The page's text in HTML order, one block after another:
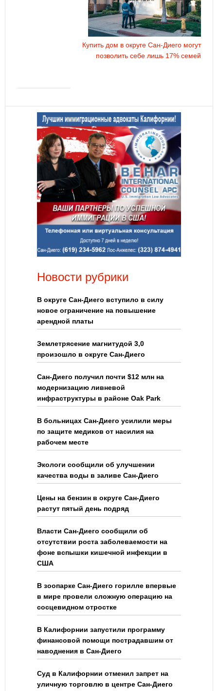
Купить дом в округе Сан-Диего могут
позволить себе лишь 17% семей
Новости рубрики
В округе Сан-Диего вступило в силу
новое ограничение на повышение
арендной платы
Землетрясение магнитудой 3,0
произошло в округе Сан-Диего
Сан-Диего получил почти $12 млн на
модернизацию ливневой
инфраструктуры в районе Oak Park
В больницах Сан-Диего усилили меры
по защите медиков от насилия на
рабочем месте
Экологи сообщили об улучшении
качества воды в заливе Сан-Диего
Цены на бензин в округе Сан-Диего
растут пятый день подряд
Власти Сан-Диего сообщили об
отсутствии роста заболеваемости на
фоне вспышки кишечной инфекции в
США
В зоопарке Сан-Диего горилле впервые
в мире провели сложную операцию на
сосцевидном отростке
В Калифорнии запустили программу
финансовой помощи пострадавшим от
наводнения в Сан-Диего
Суд в Калифорнии отменил запрет на
уличную торговлю в центре Сан-Диего